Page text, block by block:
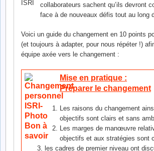
collaborateurs sachent qu’ils devront
face à de nouveaux défis tout au long
Voici un guide du changement en 10 points
(et toujours à adapter, pour nous répéter !)
équipe axée vers le changement :
Mise en pratique :
Préparer le changement
Les raisons du changement
objectifs sont clairs et sans
Les marges de manœuvre
objectifs et aux stratégies sont
les cadres de premier niveau ont